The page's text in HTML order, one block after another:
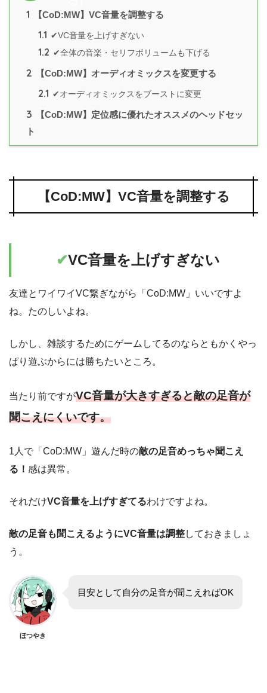
1 【CoD:MW】VC音量を調整する
1.1 ✔︎VC音量を上げすぎない
1.2 ✔︎全体の音楽・セリフボリュームも下げる
2 【CoD:MW】オーディオミックスを変更する
2.1 ✔︎オーディオミックスをブーストに変更
3
【CoD:MW】定位感に優れたオススメのヘッドセッ
ト
【CoD:MW】VC音量を調整する
✔︎VC音量を上げすぎない
友達とワイワイVC繋ぎながら「CoD:MW」いいですよ
ね。たのしいよね。
しかし、雑談するためにゲームしてるのならともかくやっ
ぱり遊ぶからには勝ちたいところ。
当たり前ですがVC音量が大きすぎると敵の足音が
聞こえにくいです。
1人で「CoD:MW」遊んだ時の敵の足音めっちゃ聞こえ
る！ 感は異常。
それだけVC音量を上げすぎてるわけですよね。
敵の足音も聞こえるようにVC音量は調整しておきましょ
う。
ほつやき
目安として自分の足音が聞こえればOK